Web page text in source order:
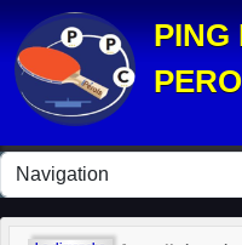
PING
Panneau de gestion des